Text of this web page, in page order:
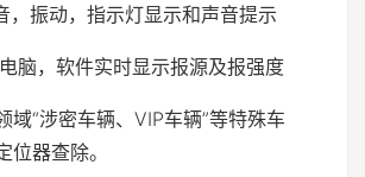
，振动，指示灯显示和声音提示
脑，软件实时显示报源及报强度
域“涉密车辆、VIP车辆”等特殊车
位器查除。